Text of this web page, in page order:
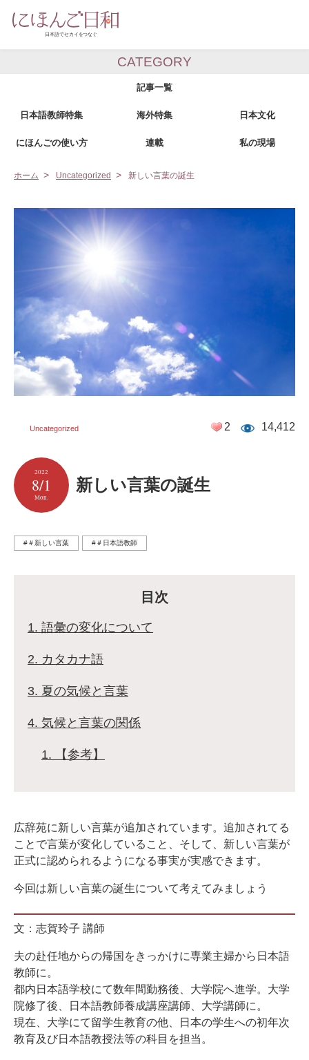
CATEGORY
記事一覧
日本語教師特集 海外特集 日本文化
にほんごの使い方 連載 私の現場
ホーム Uncategorized 新しい言葉の誕生
Uncategorized 2 14,412
2022
8/1
Mon.
新しい言葉の誕生
#＃新しい言葉 #＃日本語教師
目次
1. 語彙の変化について
2. カタカナ語
3. 夏の気候と言葉
4. 気候と言葉の関係
1. 【参考】
広辞苑に新しい言葉が追加されています。追加されてる
ことで言葉が変化していること、そして、新しい言葉が
正式に認められるようになる事実が実感できます。
今回は新しい言葉の誕生について考えてみましょう
文：志賀玲子 講師
夫の赴任地からの帰国をきっかけに専業主婦から日本語
教師に。
都内日本語学校にて数年間勤務後、大学院へ進学。大学
院修了後、日本語教師養成講座講師、大学講師に。
現在、大学にて留学生教育の他、日本の学生への初年次
教育及び日本語教授法等の科目を担当。